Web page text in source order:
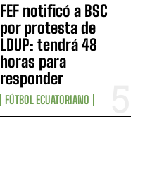
FEF notificó a BSC
por protesta de
LDUP: tendrá 48
horas para
responder
FÚTBOL ECUATORIANO